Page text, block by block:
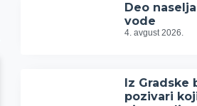
Deo
vode
4. avgust 2026.
Iz Gradske
pozivari